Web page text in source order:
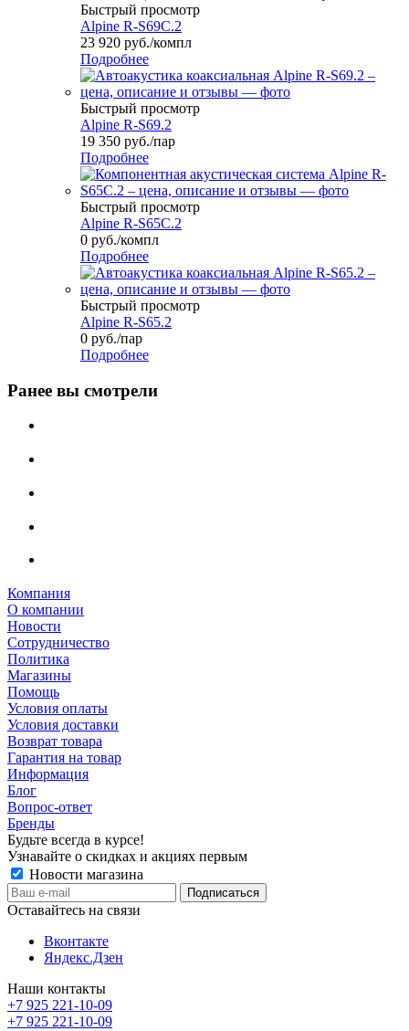
Быстрый просмотр
Alpine R-S69C.2
23 920 руб./компл
Подробнее
Быстрый просмотр
Alpine R-S69.2
19 350 руб./пар
Подробнее
Быстрый просмотр
Alpine R-S65C.2
0 руб./компл
Подробнее
Быстрый просмотр
Alpine R-S65.2
0 руб./пар
Подробнее
Ранее вы смотрели
Компания
О компании
Новости
Сотрудничество
Политика
Магазины
Помощь
Условия оплаты
Условия доставки
Возврат товара
Гарантия на товар
Информация
Блог
Вопрос-ответ
Бренды
Будьте всегда в курсе!
Узнавайте о скидках и акциях первым
Новости магазина
Оставайтесь на связи
Вконтакте
Яндекс.Дзен
Наши контакты
+7 925 221-10-09
+7 925 221-10-09